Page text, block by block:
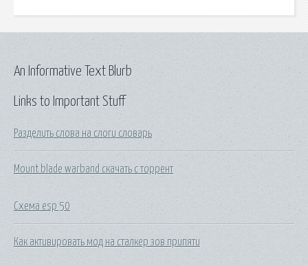
Links to Important Stuff
Разделить слова на слоги словарь
Mount blade warband скачать с торрент
Схема esp 50
Как активировать мод на сталкер зов припяти
An Informative Text Blurb